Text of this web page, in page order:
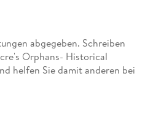
abgegeben. Schreiben
Orphans- Historical
helfen Sie damit anderen bei